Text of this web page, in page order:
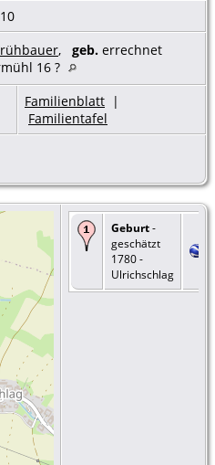
, geb. errechnet
16 ?
Familienblatt |
Familientafel
Geburt-
geschätzt
1780 -
Ulrichschlag